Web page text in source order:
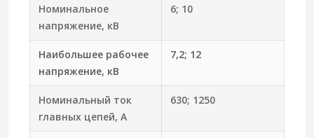
Номинальное
напряжение, кВ
6; 10
Наибольшее рабочее
напряжение, кВ
7,2; 12
Номинальный ток
главных цепей, А
630; 1250